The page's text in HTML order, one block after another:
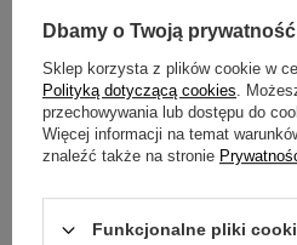
Dbamy o Twoją prywatność
Sklep korzysta z plików cookie w
Polityką dotyczącą cookies.
przechowywania lub dostępu do
Więcej informacji na temat
znaleźć także na stronie
Funkcjonalne pliki